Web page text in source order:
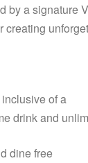
by a signature
of a
drink and
dine free